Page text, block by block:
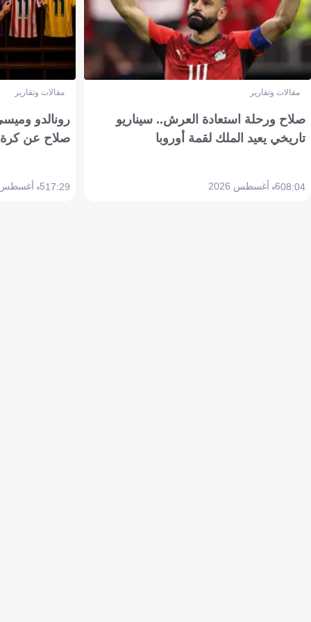
مقالات وتقارير
صلاح ورحلة استعادة العرش.. سيناريو
تاريخي يعيد الملك لقمة أوروبا
08:046 أغسطس 2026
مقالات وتقارير
رونالدو
صلاح عن كرة
17:295 أغسطس 2026